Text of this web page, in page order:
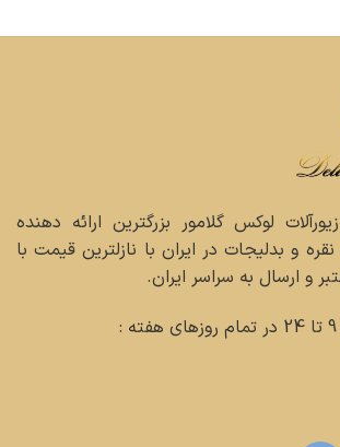
لوکس گلامور بزرگترین ارائه دهنده
و بدلیجات در ایران با نازلترین قیمت با
و ارسال به سراسر ایران.